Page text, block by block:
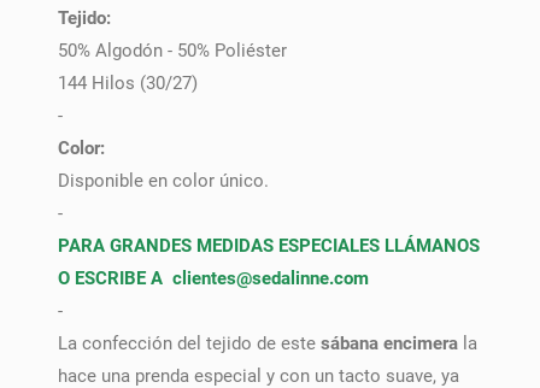
Tejido:
50% Algodón - 50% Poliéster
144 Hilos (30/27)
-
Color:
Disponible en color único.
-
PARA GRANDES MEDIDAS ESPECIALES LLÁMANOS
O ESCRIBE A clientes@sedalinne.com
-
La confección del tejido de este sábana encimera la
hace una prenda especial y con un tacto suave, ya